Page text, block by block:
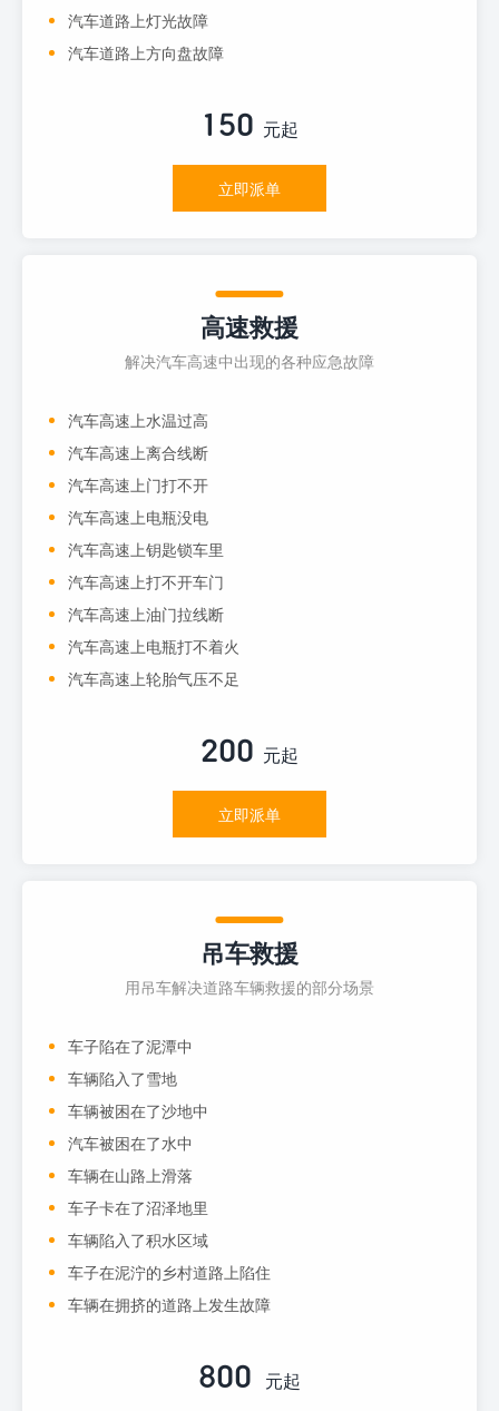
汽车道路上灯光故障
汽车道路上方向盘故障
150 元起
立即派单
高速救援
解决汽车高速中出现的各种应急故障
汽车高速上水温过高
汽车高速上离合线断
汽车高速上门打不开
汽车高速上电瓶没电
汽车高速上钥匙锁车里
汽车高速上打不开车门
汽车高速上油门拉线断
汽车高速上电瓶打不着火
汽车高速上轮胎气压不足
200 元起
立即派单
吊车救援
用吊车解决道路车辆救援的部分场景
车子陷在了泥潭中
车辆陷入了雪地
车辆被困在了沙地中
汽车被困在了水中
车辆在山路上滑落
车子卡在了沼泽地里
车辆陷入了积水区域
车子在泥泞的乡村道路上陷住
车辆在拥挤的道路上发生故障
800 元起